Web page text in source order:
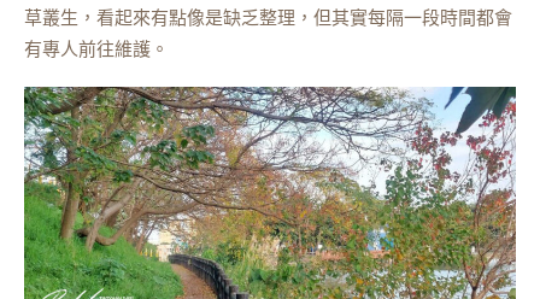
草叢生，看起來有點像是缺乏整理，但其實每隔一段時間都會
有專人前往維護。